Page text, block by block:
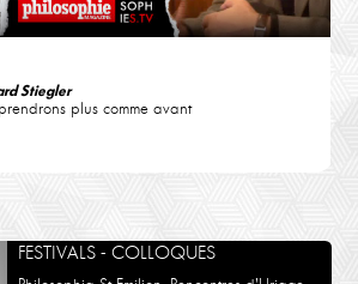
Stiegler
plus comme avant
FESTIVALS - COLLOQUES